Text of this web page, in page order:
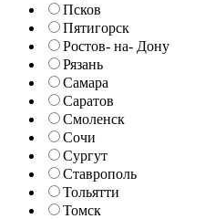
Псков
Пятигорск
Ростов- на- Дону
Рязань
Самара
Саратов
Смоленск
Сочи
Сургут
Ставрополь
Тольятти
Томск